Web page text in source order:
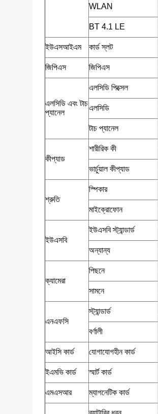
WLAN
BT 4.1 LE
ইউএসআইএম কার্ড স্লট
জিপিএস জিপিএস
এলসিডি এবং টাচ
প্যানেল
এলসিডি পিক্সেল
এলসিডি
টাচ প্যানেল
কীপ্যাড
শারীরিক কী
ভার্চুয়াল কীপ্যাড
শ্রুতি
স্পিকার
মাইক্রোফোন
ইউএসবি
ইউএসবি স্ট্যান্ডার্ড
অন্যান্য
ক্যামেরা
পিছনে
সামনে
এনএফসি
স্ট্যান্ডার্ড
বর্ণালী
আইসি কার্ড যোগাযোগহীন কার্ড
ইএমভি কার্ড
স্মার্ট কার্ড
এমএসআর ম্যাগনেটিক কার্ড